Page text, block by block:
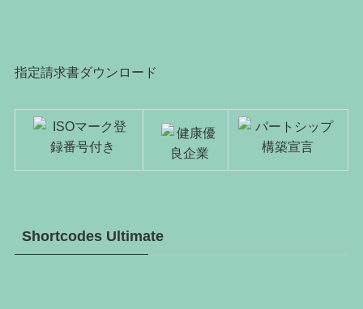
指定請求書ダウンロード
Shortcodes Ultimate